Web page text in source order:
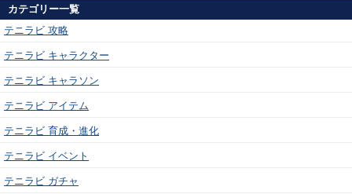
カテゴリー一覧
テニラビ 攻略
テニラビ キャラクター
テニラビ キャラソン
テニラビ アイテム
テニラビ 育成・進化
テニラビ イベント
テニラビ ガチャ